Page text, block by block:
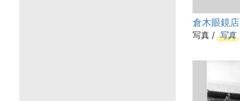
倉木眼鏡店
写真 / 写真